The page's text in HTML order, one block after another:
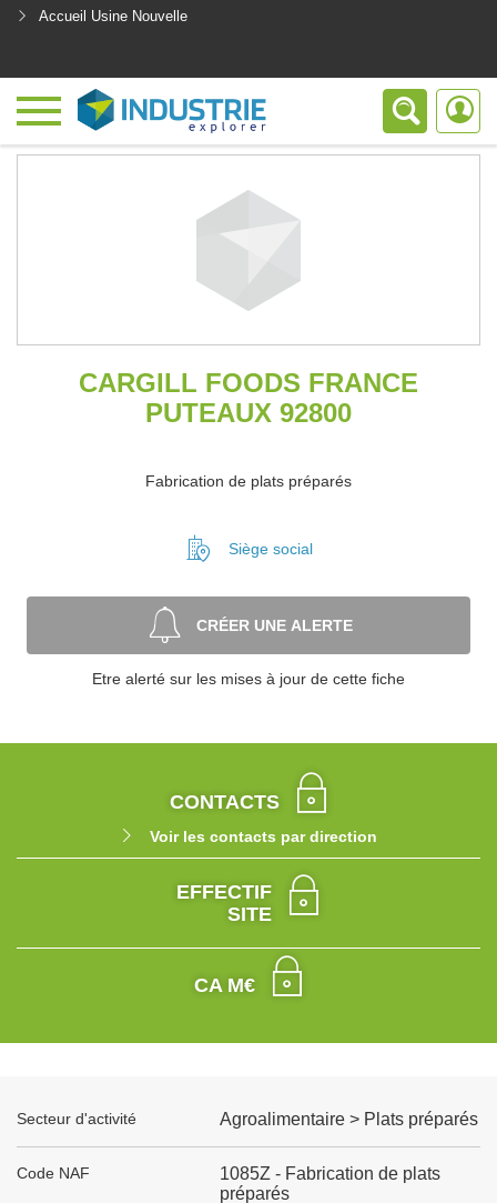
Accueil Usine Nouvelle
CARGILL FOODS FRANCE
PUTEAUX 92800
Fabrication de plats préparés
Siège social
CRÉER UNE ALERTE
Etre alerté sur les mises à jour de cette fiche
CONTACTS
Voir les contacts par direction
EFFECTIF
SITE
CA M€
Secteur d'activité Agroalimentaire > Plats préparés
Code NAF
1085Z - Fabrication de plats
préparés